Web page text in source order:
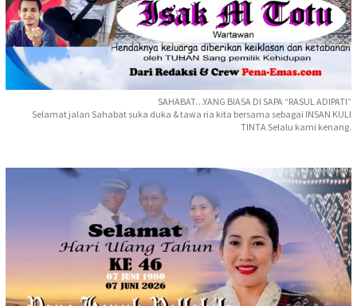
SAHABAT…YANG BIASA DI SAPA “RASUL ADIPATI”
Selamat jalan Sahabat suka duka & tawa ria kita bersama sebagai INSAN KULI
TINTA Selalu kami kenang.